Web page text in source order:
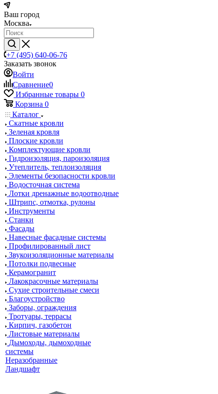
Ваш город
Москва
+7 (495) 640-06-76
Заказать звонок
Войти
Сравнение0
Избранные товары 0
Корзина 0
Каталог
Скатные кровли
Зеленая кровля
Плоские кровли
Комплектующие кровли
Гидроизоляция, пароизоляция
Утеплитель, теплоизоляция
Элементы безопасности кровли
Водосточная система
Лотки дренажные водоотводные
Штрипс, отмотка, рулоны
Инструменты
Станки
Фасады
Навесные фасадные системы
Профилированный лист
Звукоизоляционные материалы
Потолки подвесные
Керамогранит
Лакокрасочные материалы
Сухие строительные смеси
Благоустройство
Заборы, ограждения
Тротуары, террасы
Кирпич, газобетон
Листовые материалы
Дымоходы, дымоходные
системы
Неразобранные
Ландшафт